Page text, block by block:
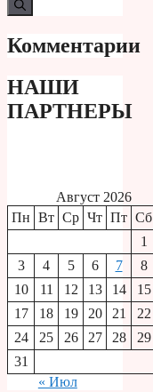
Комментарии
НАШИ
ПАРТНЕРЫ
Август 2026
Пн Вт Ср Чт Пт Сб
1
3
4 5 6 7 8
10
11 12 13 14 15
17
18 19 20 21 22
24
25 26 27 28 29
31
« Июл